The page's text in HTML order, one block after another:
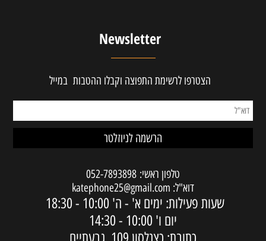
Newsletter
הצטרפו לרשימת התפוצה וקבלו ההטבות במייל
טלפון ראשי: 052-7893898
דוא"ל: katephone25@gmail.com
שעות פעילות: ימים א' - ה' 10:00 - 18:30
יום ו' 10:00 - 14:30